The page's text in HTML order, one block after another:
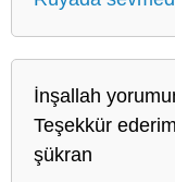
İnşallah
Teşekkür
şükran